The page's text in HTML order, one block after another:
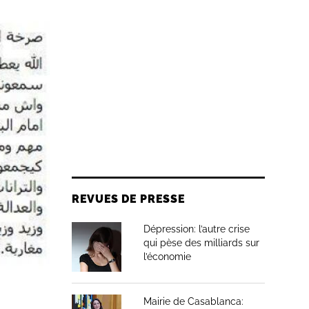
REVUES DE PRESSE
Dépression: l’autre crise
qui pèse des milliards sur
l’économie
Mairie de Casablanca: